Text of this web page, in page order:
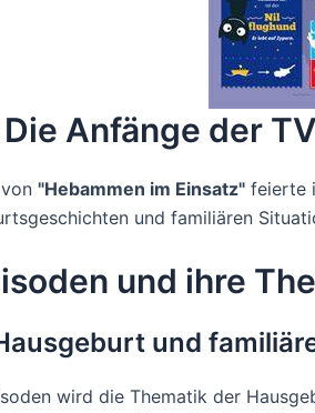
Anfänge der
"Hebammen im Einsatz" feierte
und familiären
und ihre
und
wird die Thematik der